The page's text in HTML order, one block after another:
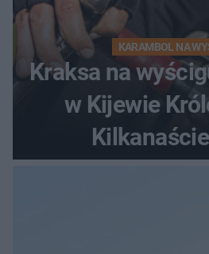
KARAMBOL NA
Kraksa na
w Kijewie